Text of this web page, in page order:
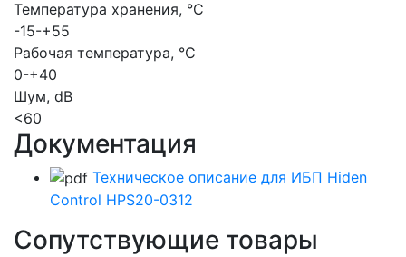
Температура хранения, °C
-15-+55
Рабочая температура, °C
0-+40
Шум, dB
<60
Документация
Техническое описание для ИБП Hiden
Control HPS20-0312
Сопутствующие товары